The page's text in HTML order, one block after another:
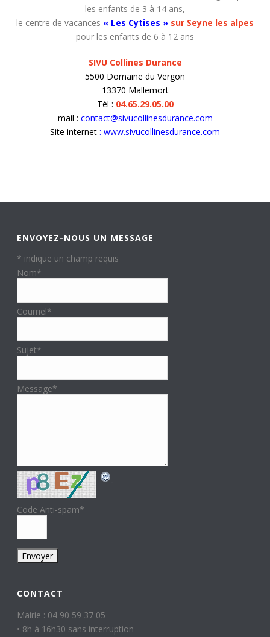
les enfants de 3 à 14 ans,
le centre de vacances « Les Cytises » sur Seyne les alpes
pour les enfants de 6 à 12 ans
SIVU Collines Durance
5500 Domaine du Vergon
13370 Mallemort
Tél : 04.65.29.05.00
mail : contact@sivucollinesdurance.com
Site internet : www.sivucollinesdurance.com
ENVOYEZ-NOUS UN MESSAGE
* indique un champ requis
Nom*
Courriel*
Sujet*
Message*
Code Anti-spam*
CONTACT
Mairie : 04 90 59 37 05
• 8h à 16h30 sans interruption